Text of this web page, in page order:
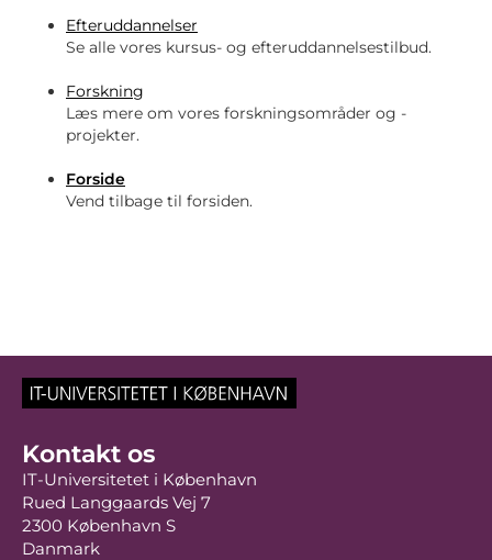
Efteruddannelser
Se alle vores kursus- og efteruddannelsestilbud.
Forskning
Læs mere om vores forskningsområder og -
projekter.
Forside
Vend tilbage til forsiden.
Kontakt os
IT-Universitetet i København
Rued Langgaards Vej 7
2300 København S
Danmark